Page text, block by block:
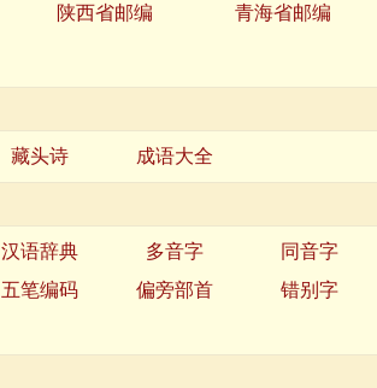
陕西省邮编
青海省邮编
藏头诗 成语大全
汉语辞典 多音字
同音字
五笔编码 偏旁部首
错别字